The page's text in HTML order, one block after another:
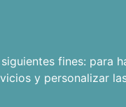
fines: para
y personalizar